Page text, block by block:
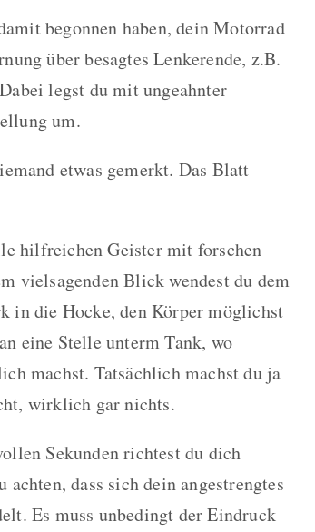
begonnen haben, dein Motorrad
über besagtes Lenkerende, z.B.
legst du mit ungeahnter
um.
etwas gemerkt. Das Blatt
hilfreichen Geister mit forschen
vielsagenden Blick wendest du dem
in die Hocke, den Körper möglichst
eine Stelle unterm Tank, wo
machst. Tatsächlich machst du ja
wirklich gar nichts.
Sekunden richtest du dich
dass sich dein angestrengtes
Es muss unbedingt der Eindruck